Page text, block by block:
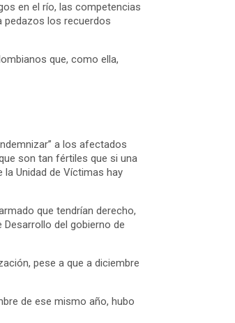
en el río, las competencias
pedazos los recuerdos
que, como ella,
a los afectados
son tan fértiles que si una
Unidad de Víctimas hay
que tendrían derecho,
Desarrollo del gobierno de
pese a que a diciembre
de ese mismo año, hubo